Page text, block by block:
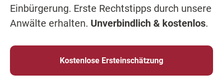
Einbürgerung. Erste Rechtstipps durch unsere
Anwälte erhalten. Unverbindlich & kostenlos.
Kostenlose Ersteinschätzung